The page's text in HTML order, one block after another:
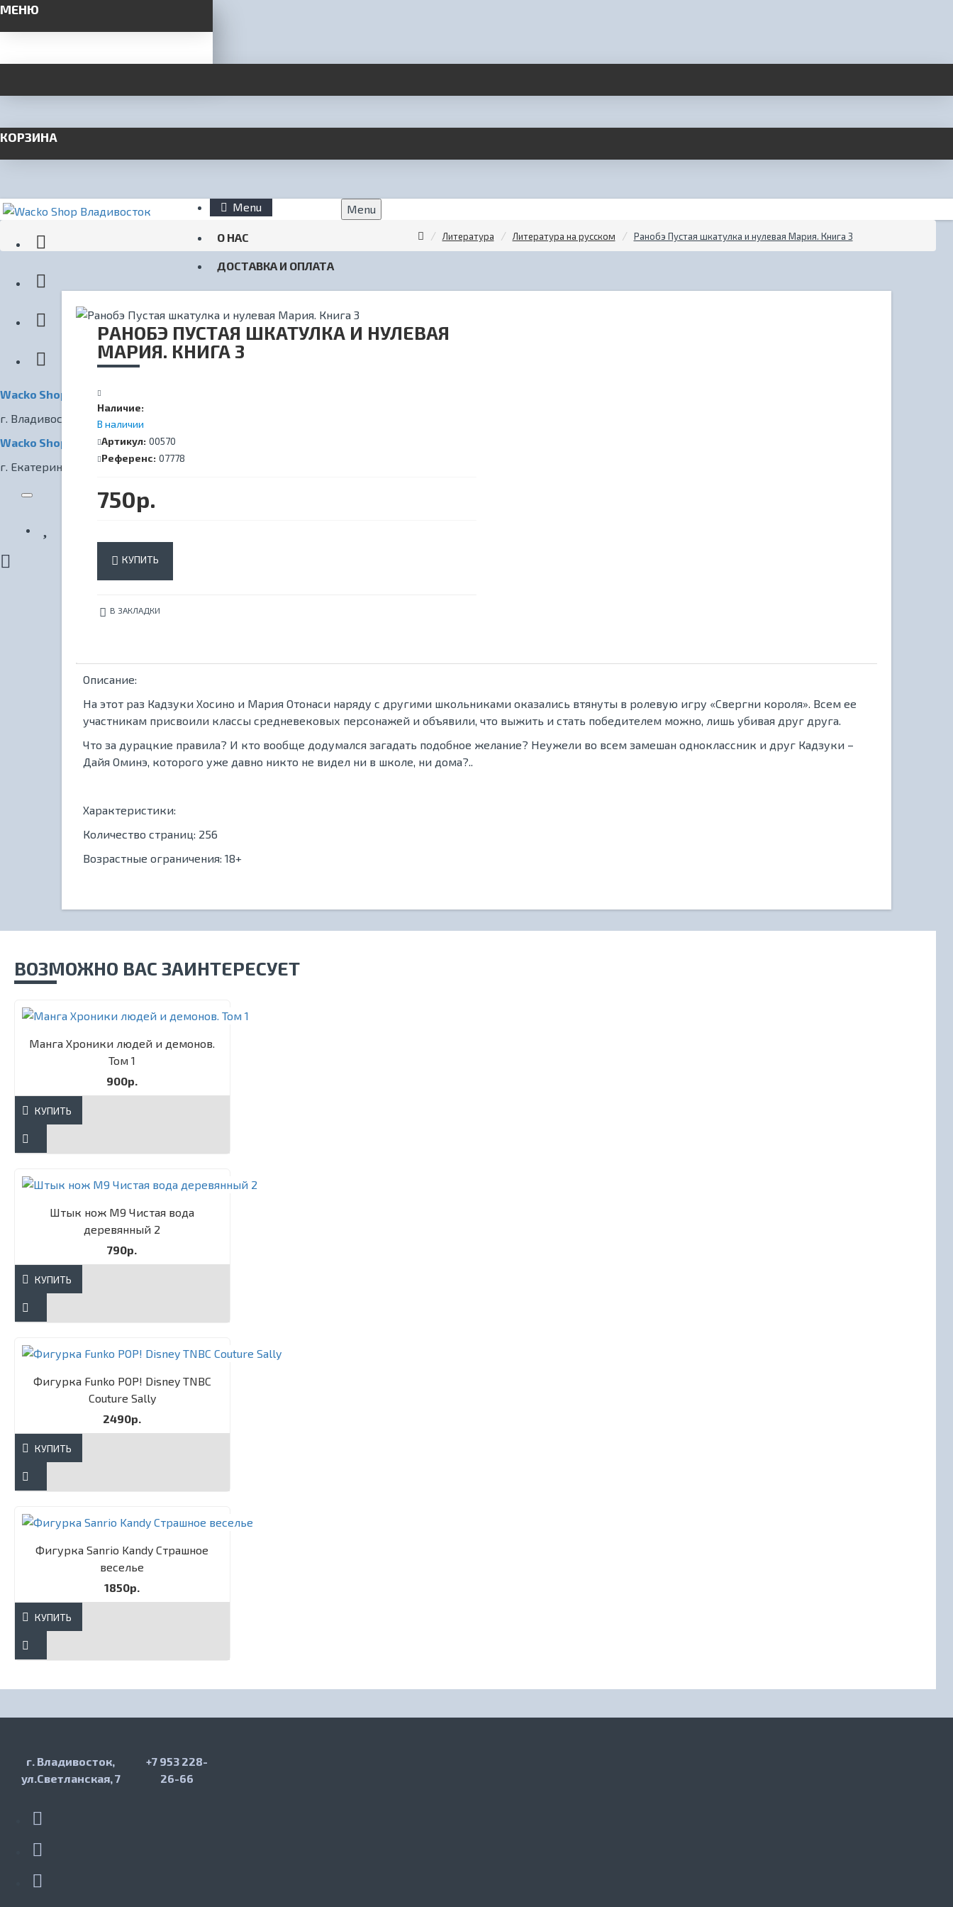
МЕНЮ
КОРЗИНА
Wacko Shop Владивосток
г. Владивосток, ул. Светланская, 7
Wacko Shop Екатеринбург
г. Екатеринбург, ул. Радищева, 1
Menu
О НАС
ДОСТАВКА И ОПЛАТА
КОНТАКТЫ
КИНОТЕАТР
Menu
Литература Литература на русском Ранобэ Пустая шкатулка и нулевая Мария. Книга 3
РАНОБЭ ПУСТАЯ ШКАТУЛКА И НУЛЕВАЯ
МАРИЯ. КНИГА 3
Наличие:
В наличии
Артикул: 00570
Референс: 07778
750р.
КУПИТЬ
В ЗАКЛАДКИ
Описание:
На этот раз Кадзуки Хосино и Мария Отонаси наряду с другими школьниками оказались втянуты в ролевую игру «Свергни короля». Всем ее
участникам присвоили классы средневековых персонажей и объявили, что выжить и стать победителем можно, лишь убивая друг друга.
Что за дурацкие правила? И кто вообще додумался загадать подобное желание? Неужели во всем замешан одноклассник и друг Кадзуки –
Дайя Оминэ, которого уже давно никто не видел ни в школе, ни дома?..
Характеристики:
Количество страниц: 256
Возрастные ограничения: 18+
ВОЗМОЖНО ВАС ЗАИНТЕРЕСУЕТ
Манга Хроники людей и демонов.
Том 1
900р.
КУПИТЬ
Штык нож М9 Чистая вода
деревянный 2
790р.
КУПИТЬ
Фигурка Funko POP! Disney TNBC
Couture Sally​
2490р.
КУПИТЬ
Фигурка Sanrio Kandy Страшное
веселье
1850р.
КУПИТЬ
г. Владивосток,
ул.Светланская, 7
+7 953 228-
26-66